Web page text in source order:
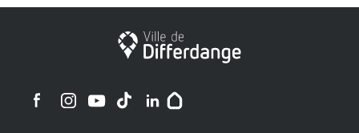
Stadt Differdingen
Ville de Differdange sur Instagram